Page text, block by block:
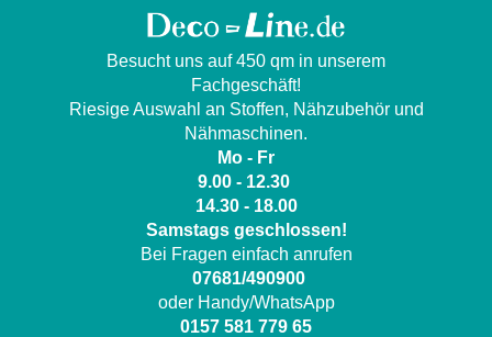
Besucht uns auf 450 qm in unserem
Fachgeschäft!
Riesige Auswahl an Stoffen, Nähzubehör und
Nähmaschinen.
Mo - Fr
9.00 - 12.30
14.30 - 18.00
Samstags geschlossen!
Bei Fragen einfach anrufen
07681/490900
oder Handy/WhatsApp
0157 581 779 65